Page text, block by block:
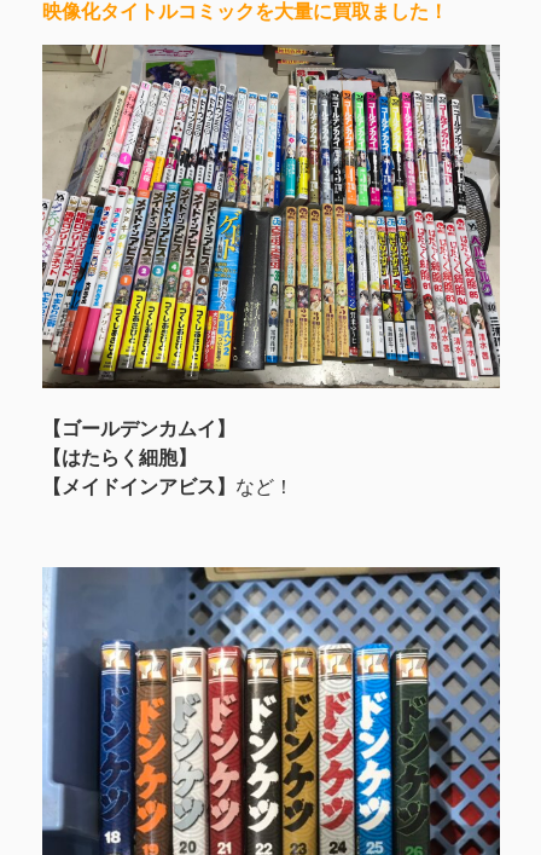
映像化タイトルコミックを大量に買取ました！
【ゴールデンカムイ】
【はたらく細胞】
【メイドインアビス】 など！